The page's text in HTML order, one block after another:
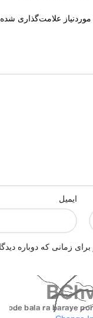
رایگان درب منزل
با باربری که با توجه
در گونی های برنج 10 کیلویی خالص
و شالی کار و از
الی 79000 تومان عرضه می داریم.
برنج برای هیئت ها
علامت‌گذاری
ایمیل
زمانی که دوباره